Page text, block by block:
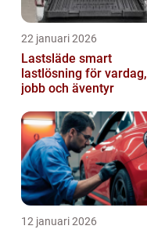
22 januari 2026
Lastsläde smart
lastlösning för vardag,
jobb och äventyr
12 januari 2026